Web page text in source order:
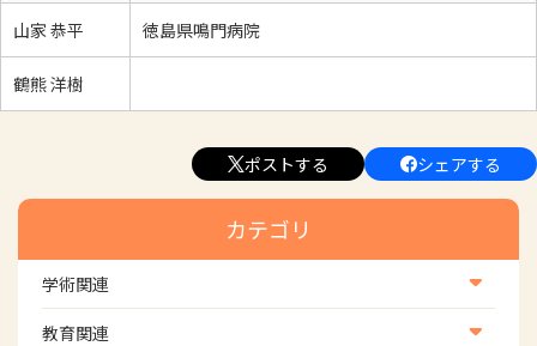
山家 恭平 徳島県鳴門病院
鶴熊 洋樹
ポストする シェアする
カテゴリ
学術関連
学術・研究
教育関連